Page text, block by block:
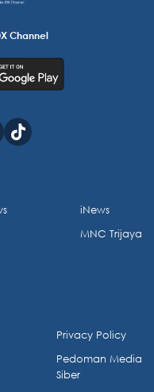
Channel
iNews
MNC Trijaya
Privacy Policy
Pedoman Media
Siber